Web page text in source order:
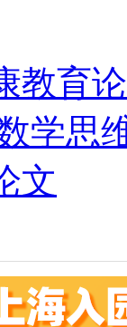
教育
学思
文